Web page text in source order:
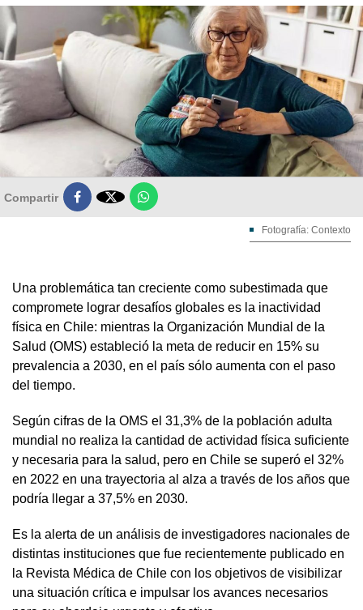
Compartir 
Fotografía: Contexto
Una problemática tan creciente como subestimada que
compromete lograr desafíos globales es la inactividad
física en Chile: mientras la Organización Mundial de la
Salud (OMS) estableció la meta de reducir en 15% su
prevalencia a 2030, en el país sólo aumenta con el paso
del tiempo.
Según cifras de la OMS el 31,3% de la población adulta
mundial no realiza la cantidad de actividad física suficiente
y necesaria para la salud, pero en Chile se superó el 32%
en 2022 en una trayectoria al alza a través de los años que
podría llegar a 37,5% en 2030.
Es la alerta de un análisis de investigadores nacionales de
distintas instituciones que fue recientemente publicado en
la Revista Médica de Chile con los objetivos de visibilizar
una situación crítica e impulsar los avances necesarios